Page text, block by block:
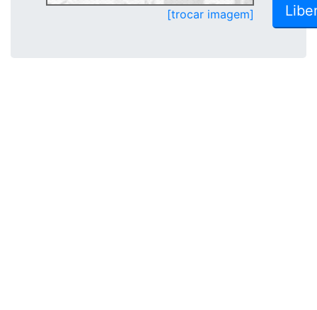
[trocar imagem]